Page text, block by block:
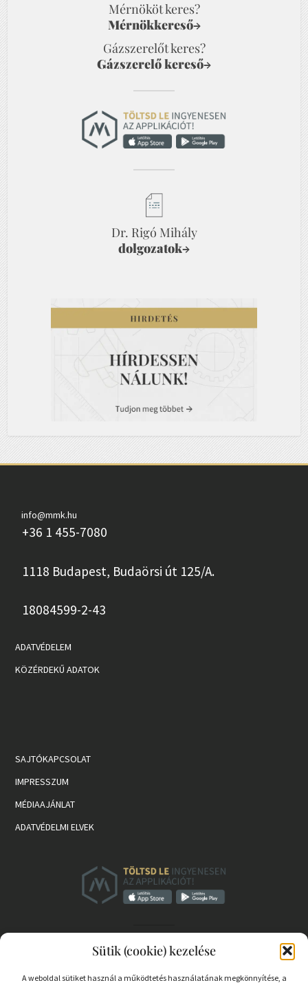
Sütik (cookie) kezelése
A weboldal sütiket használ a működtetés használatának megkönnyítése, a
Mérnököt keres?
Mérnökkereső→
Gázszerelőt keres?
Gázszerelő kereső→
Dr. Rigó Mihály
dolgozatok→
info@mmk.hu
+36 1 455-7080
1118 Budapest, Budaörsi út 125/A.
18084599-2-43
ADATVÉDELEM
KÖZÉRDEKŰ ADATOK
SAJTÓKAPCSOLAT
IMPRESSZUM
MÉDIAAJÁNLAT
ADATVÉDELMI ELVEK